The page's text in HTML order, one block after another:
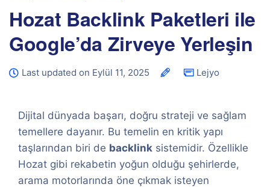
Hozat Backlink Paketleri ile
Google’da Zirveye Yerleşin
Last updated on Eylül 11, 2025 Lejyo
Dijital dünyada başarı, doğru strateji ve sağlam
temellere dayanır. Bu temelin en kritik yapı
taşlarından biri de backlink sistemidir. Özellikle
Hozat gibi rekabetin yoğun olduğu şehirlerde,
arama motorlarında öne çıkmak isteyen